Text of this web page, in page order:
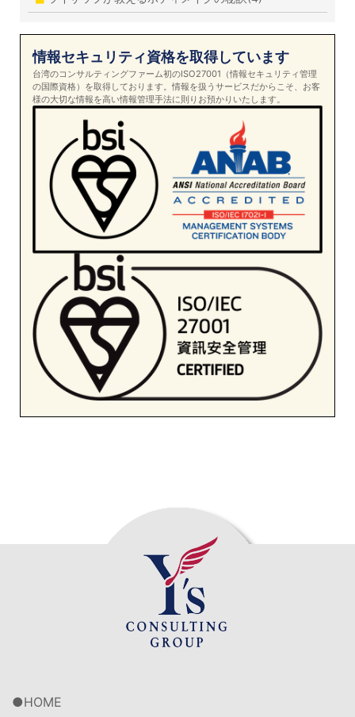
情報セキュリティ資格を取得しています
台湾のコンサルティングファーム初のISO27001（情報セキュリティ管理
の国際資格）を取得しております。情報を扱うサービスだからこそ、お客
様の大切な情報を高い情報管理手法に則りお預かりいたします。
HOME